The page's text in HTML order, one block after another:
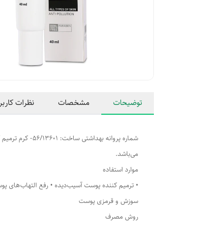
توضیحات مشخصات نظرات
شماره
می‌باشد.
موارد استفاده
• ترمیم کننده پوست آسیب‌دیده • رفع التهاب‌های
سوزش و قرمزی پوست
روش مصرف